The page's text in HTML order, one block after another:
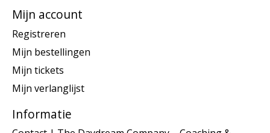
Mijn account
Registreren
Mijn bestellingen
Mijn tickets
Mijn verlanglijst
Informatie